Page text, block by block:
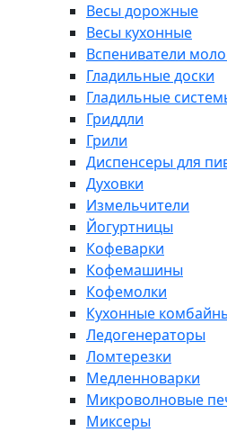
Весы дорожные
Весы кухонные
Вспениватели
Гладильные доски
Гладильные
Гриддли
Грили
Диспенсеры для
Духовки
Измельчители
Йогуртницы
Кофеварки
Кофемашины
Кофемолки
Кухонные
Ледогенераторы
Ломтерезки
Медленноварки
Микроволновые
Миксеры